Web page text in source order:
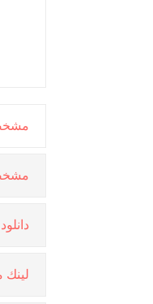
دانلود
لينك